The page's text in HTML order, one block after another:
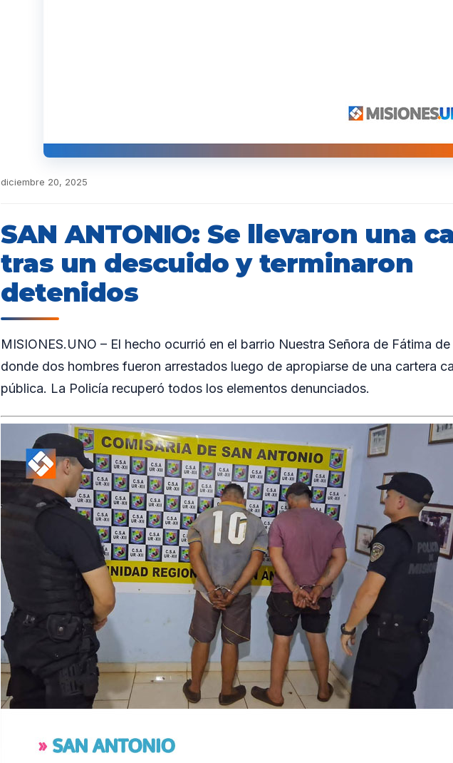
diciembre 20, 2025
SAN ANTONIO: Se llevaron una
tras un descuido y terminaron
detenidos
MISIONES.UNO – El hecho ocurrió en el barrio Nuestra Señora de Fátima
donde dos hombres fueron arrestados luego de apropiarse de una cartera
pública. La Policía recuperó todos los elementos denunciados.